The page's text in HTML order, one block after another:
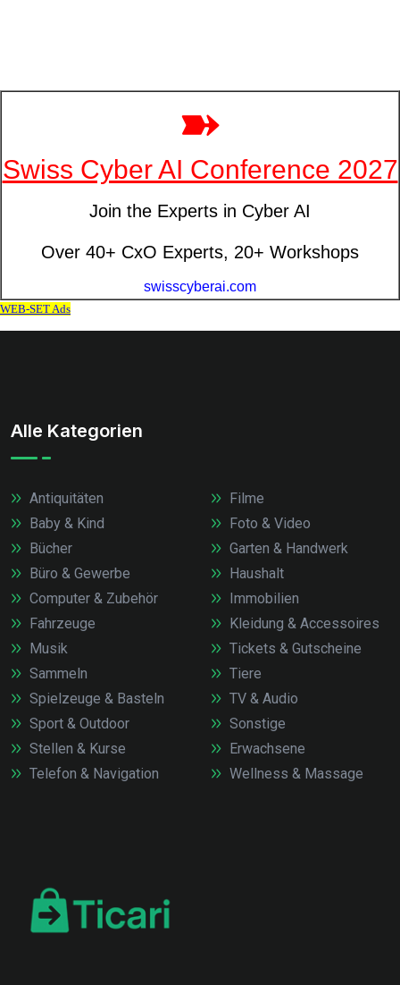
Alle Kategorien
Antiquitäten
Baby & Kind
Bücher
Büro & Gewerbe
Computer & Zubehör
Fahrzeuge
Filme
Foto & Video
Garten & Handwerk
Haushalt
Immobilien
Kleidung & Accessoires
Musik
Sammeln
Spielzeuge & Basteln
Sport & Outdoor
Stellen & Kurse
Telefon & Navigation
Tickets & Gutscheine
Tiere
TV & Audio
Sonstige
Erwachsene
Wellness & Massage